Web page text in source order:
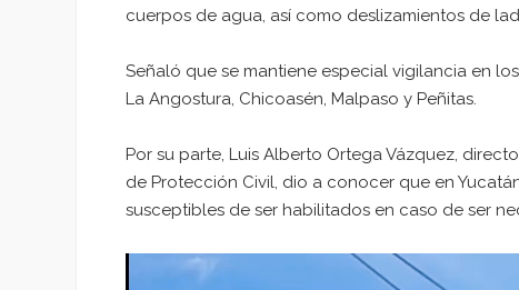
cuerpos de agua, así como deslizamientos de
Señaló que se mantiene especial vigilancia en
La Angostura, Chicoasén, Malpaso y Peñitas.
Por su parte, Luis Alberto Ortega Vázquez,
de Protección Civil, dio a conocer que en
susceptibles de ser habilitados en caso de ser
Reproductor